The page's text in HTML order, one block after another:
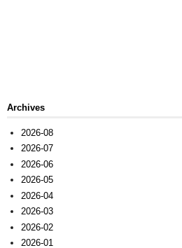
Archives
2026-08
2026-07
2026-06
2026-05
2026-04
2026-03
2026-02
2026-01